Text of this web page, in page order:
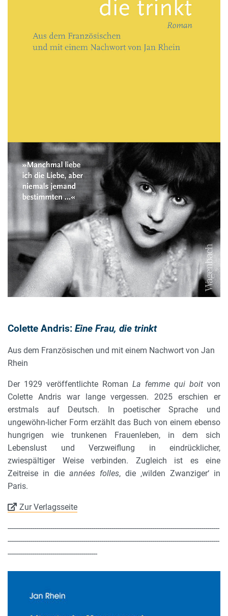
Colette Andris: Eine Frau, die trinkt
Aus dem Französischen und mit einem Nachwort von Jan
Rhein
Der 1929 veröffentlichte Roman La femme qui boit von
Colette Andris war lange vergessen. 2025 erschien er
erstmals auf Deutsch. In poetischer Sprache und
ungewöhn-licher Form erzählt das Buch von einem ebenso
hungrigen wie trunkenen Frauenleben, in dem sich
Lebenslust und Verzweiflung in eindrücklicher,
zwiespältiger Weise verbinden. Zugleich ist es eine
Zeitreise in die années folles, die ‚wilden Zwanziger‘ in
Paris.
Zur Verlagsseite
--------------------------------------------------------------------------------------------------------
--------------------------------------------------------------------------------------------------------
--------------------------------------------